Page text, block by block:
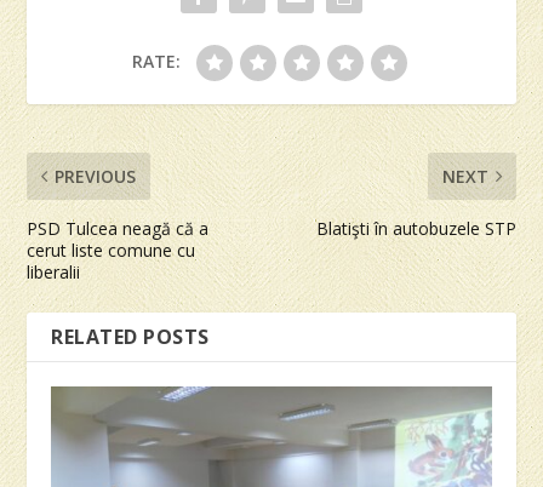
RATE:
PREVIOUS
PSD Tulcea neagă că a
cerut liste comune cu
liberalii
NEXT
Blatişti în autobuzele STP
RELATED POSTS